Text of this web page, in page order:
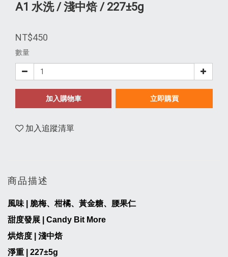
A1 水洗 / 淺中焙 / 227±5g
NT$450
數量
加入購物車 立即購買
加入追蹤清單
商品描述
風味
脆梅、柑橘、黃金糖、腰果仁
甜度發展 | Candy Bit More
烘焙度 | 淺中焙
淨重
227±5g